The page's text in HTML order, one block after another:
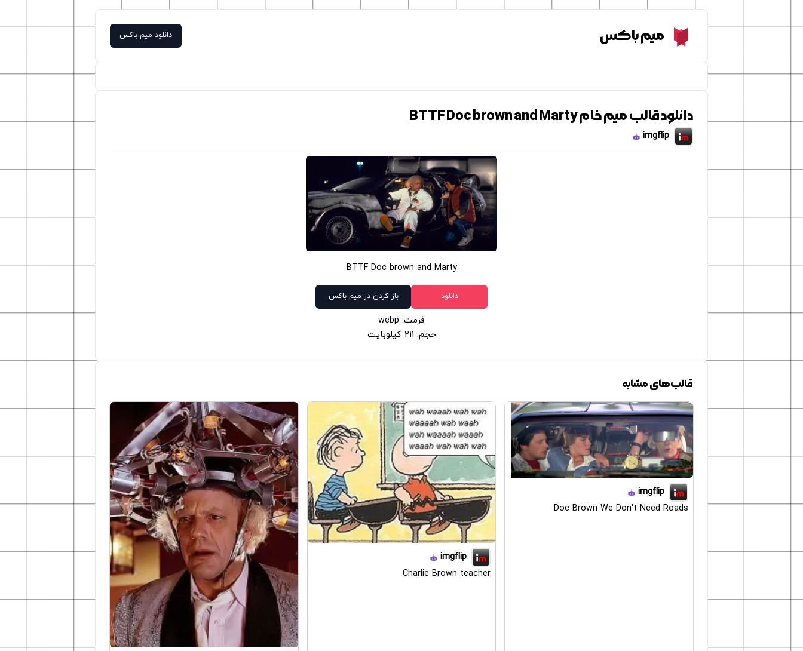
Meme Boxمیم باکس دانلود میم باکس
دانلود قالب میم خام BTTF Doc brown and Marty
imgflip
BTTF Doc brown and Marty
دانلود باز کردن در میم باکس
فرمت: webp
حجم: 211 کیلوبایت
قالب‌های مشابه
imgflip
Doc Brown We Don't Need Roads
imgflip
Charlie Brown teacher